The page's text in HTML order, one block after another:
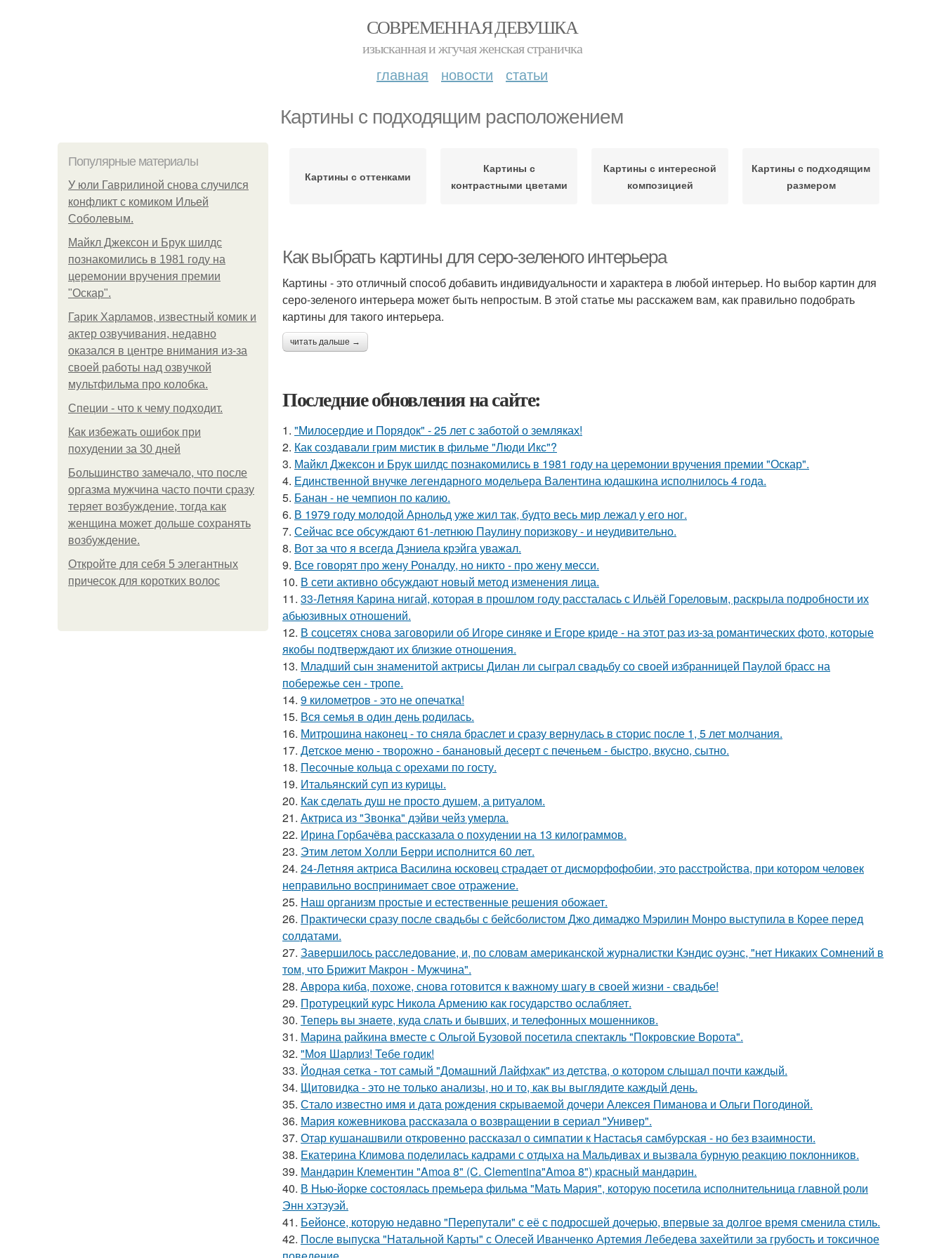
СОВРЕМЕННАЯ ДЕВУШКА
изысканная и жгучая женская страничка
главная новости статьи
Картины с подходящим расположением
Популярные материалы
У юли Гаврилиной снова случился
конфликт с комиком Ильей
Соболевым.
Майкл Джексон и Брук шилдс
познакомились в 1981 году на
церемонии вручения премии
"Оскар".
Гарик Харламов, известный комик и
актер озвучивания, недавно
оказался в центре внимания из-за
своей работы над озвучкой
мультфильма про колобка.
Специи - что к чему подходит.
Как избежать ошибок при
похудении за 30 дней
Большинство замечало, что после
оргазма мужчина часто почти сразу
теряет возбуждение, тогда как
женщина может дольше сохранять
возбуждение.
Откройте для себя 5 элегантных
причесок для коротких волос
Картины с оттенками
Картины с
контрастными цветами
Картины с интересной
композицией
Картины с подходящим
размером
Как выбрать картины для серо-зеленого интерьера
Картины - это отличный способ добавить индивидуальности и характера в любой интерьер. Но выбор картин для
серо-зеленого интерьера может быть непростым. В этой статье мы расскажем вам, как правильно подобрать
картины для такого интерьера.
читать дальше →
Последние обновления на сайте:
1. "Милосердие и Порядок" - 25 лет с заботой о земляках!
2. Как создавали грим мистик в фильме "Люди Икс"?
3. Майкл Джексон и Брук шилдс познакомились в 1981 году на церемонии вручения премии "Оскар".
4. Единственной внучке легендарного модельера Валентина юдашкина исполнилось 4 года.
5. Банан - не чемпион по калию.
6. В 1979 году молодой Арнольд уже жил так, будто весь мир лежал у его ног.
7. Сейчас все обсуждают 61-летнюю Паулину поризкову - и неудивительно.
8. Вот за что я всегда Дэниела крэйга уважал.
9. Все говорят про жену Роналду, но никто - про жену месси.
10. В сети активно обсуждают новый метод изменения лица.
11. 33-Летняя Карина нигай, которая в прошлом году рассталась с Ильёй Гореловым, раскрыла подробности их
абьюзивных отношений.
12. В соцсетях снова заговорили об Игоре синяке и Егоре криде - на этот раз из-за романтических фото, которые
якобы подтверждают их близкие отношения.
13. Младший сын знаменитой актрисы Дилан ли сыграл свадьбу со своей избранницей Паулой брасс на
побережье сен - тропе.
14. 9 километров - это не опечатка!
15. Вся семья в один день родилась.
16. Митрошина наконец - то сняла браслет и сразу вернулась в сторис после 1, 5 лет молчания.
17. Детское меню - творожно - банановый десерт с печеньем - быстро, вкусно, сытно.
18. Песочные кольца с орехами по госту.
19. Итальянский суп из курицы.
20. Как сделать душ не просто душем, а ритуалом.
21. Актриса из "Звонка" дэйви чейз умерла.
22. Ирина Горбачёва рассказала о похудении на 13 килограммов.
23. Этим летом Холли Берри исполнится 60 лет.
24. 24-Летняя актриса Василина юсковец страдает от дисморфофобии, это расстройства, при котором человек
неправильно воспринимает свое отражение.
25. Наш организм простые и естественные решения обожает.
26. Практически сразу после свадьбы с бейсболистом Джо димаджо Мэрилин Монро выступила в Корее перед
солдатами.
27. Завершилось расследование, и, по словам американской журналистки Кэндис оуэнс, "нет Никаких Сомнений в
том, что Брижит Макрон - Мужчина".
28. Аврора киба, похоже, снова готовится к важному шагу в своей жизни - свадьбе!
29. Протурецкий курс Никола Армению как государство ослабляет.
30. Теперь вы знaетe, куда слать и бывших, и телeфонныx мошенников.
31. Марина райкина вместе с Ольгой Бузовой посетила спектакль "Покровские Ворота".
32. "Моя Шарлиз! Тебе годик!
33. Йодная сетка - тот самый "Домашний Лайфхак" из детства, о котором слышал почти каждый.
34. Щитовидка - это не только анализы, но и то, как вы выглядите каждый день.
35. Стало известно имя и дата рождения скрываемой дочери Алексея Пиманова и Ольги Погодиной.
36. Мария кожевникова рассказала о возвращении в сериал "Универ".
37. Отар кушанашвили откровенно рассказал о симпатии к Настасья самбурская - но без взаимности.
38. Екатерина Климова поделилась кадрами с отдыха на Мальдивах и вызвала бурную реакцию поклонников.
39. Мандарин Клементин "Amoa 8" (C. Clementina"Amoa 8") красный мандарин.
40. В Нью-йорке состоялась премьера фильма "Мать Мария", которую посетила исполнительница главной роли
Энн хэтэуэй.
41. Бейонсе, которую недавно "Перепутали" с её с подросшей дочерью, впервые за долгое время сменила стиль.
42. После выпуска "Натальной Карты" с Олесей Иванченко Артемия Лебедева захейтили за грубость и токсичное